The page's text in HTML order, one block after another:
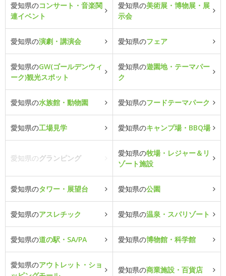
愛知県のコンサート・音楽関
連イベント
愛知県の美術展・博物展・展
示会
愛知県の演劇・講演会 愛知県のフェア
愛知県のGW(ゴールデンウィ
ーク)観光スポット
愛知県の遊園地・テーマパー
ク
愛知県の水族館・動物園 愛知県のフードテーマパーク
愛知県の工場見学 愛知県のキャンプ場・BBQ場
愛知県のグランピング
愛知県の牧場・レジャー＆リ
ゾート施設
愛知県のタワー・展望台 愛知県の公園
愛知県のアスレチック 愛知県の温泉・スパリゾート
愛知県の道の駅・SA/PA 愛知県の博物館・科学館
愛知県のアウトレット・ショ
愛知県の商業施設・百貨店